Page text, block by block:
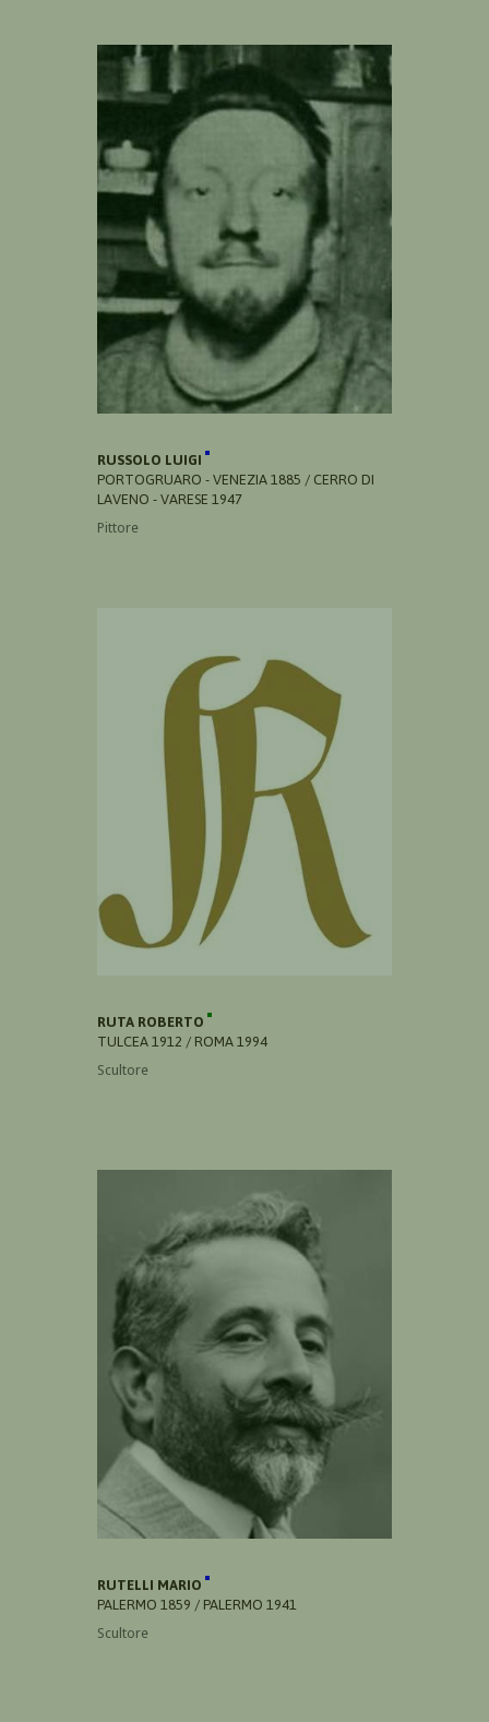
RUSSOLO LUIGI
PORTOGRUARO - VENEZIA 1885 / CERRO DI
LAVENO - VARESE 1947
Pittore
RUTA ROBERTO
TULCEA 1912 / ROMA 1994
Scultore
RUTELLI MARIO
PALERMO 1859 / PALERMO 1941
Scultore